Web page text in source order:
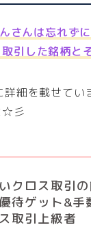
さんは忘れず
引した銘柄と
細を載せて
☆彡
クロス取引
待ゲット&
取引上級者